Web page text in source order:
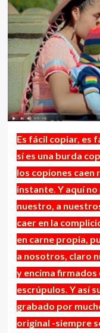
Es fácil copiar, es
sí es una burda
los copiones caen
instante. Y aquí
nuestro, a
caer en la
en carne propia,
a nosotros, claro
y encima firmados
escrúpulos. Y así
grabado por
original -siempre